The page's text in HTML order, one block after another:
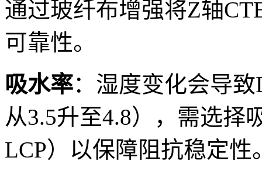
通过玻纤布增强将Z轴
可靠性。
吸水率：湿度变化会导
从3.5升至4.8），需选择
LCP）以保障阻抗稳定性